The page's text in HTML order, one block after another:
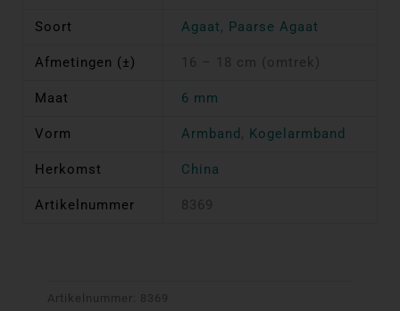
Soort Agaat, Paarse Agaat
Afmetingen (±) 16 – 18 cm (omtrek)
Maat 6 mm
Vorm Armband , Kogelarmband
Herkomst China
Artikelnummer 8369
Artikelnummer: 8369